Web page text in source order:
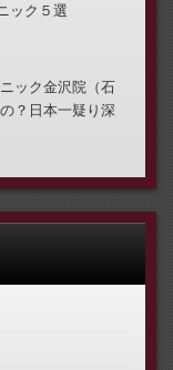
ック５選
ック金沢院（石
？日本一疑り深